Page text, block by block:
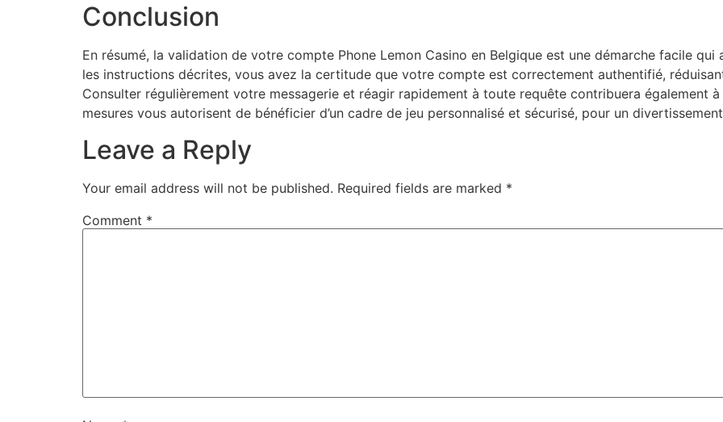
Conclusion
En résumé, la validation de votre compte Phone Lemon Casino en Belgique est une démarche facile
les instructions décrites, vous avez la certitude que votre compte est correctement authentifié,
Consulter régulièrement votre messagerie et réagir rapidement à toute requête contribuera également
mesures vous autorisent de bénéficier d’un cadre de jeu personnalisé et sécurisé, pour un
Leave a Reply
Your email address will not be published. Required fields are marked *
Comment *